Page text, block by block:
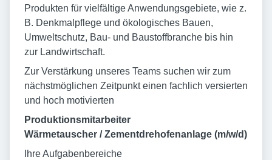
Produkten für vielfältige Anwendungsgebiete, wie z.
B. Denkmalpflege und ökologisches Bauen,
Umweltschutz, Bau- und Baustoffbranche bis hin
zur Landwirtschaft.
Zur Verstärkung unseres Teams suchen wir zum
nächstmöglichen Zeitpunkt einen fachlich versierten
und hoch motivierten
Produktionsmitarbeiter
Wärmetauscher / Zementdrehofenanlage (m/w/d)
Ihre Aufgabenbereiche